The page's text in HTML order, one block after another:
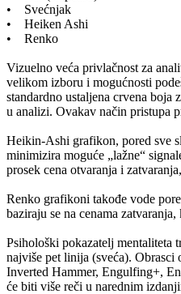
• Svećnjak
• Heiken Ashi
• Renko
Vizuelno veća privlačnost za
velikom izboru i mogućnosti
standardno ustaljena crvena boja
u analizi. Ovakav način pristupa
Heikin-Ashi grafikon, pored sve
minimizira moguće „lažne“
prosek cena otvaranja i
Renko grafikoni takođe vode
baziraju se na cenama
Psihološki pokazatelj mentaliteta
najviše pet linija (sveća). Obrasci
Inverted Hammer, Engulfing+,
će biti više reči u narednim